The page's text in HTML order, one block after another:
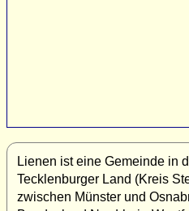
Lienen ist eine Gemeinde in
Tecklenburger Land (Kreis
zwischen Münster und